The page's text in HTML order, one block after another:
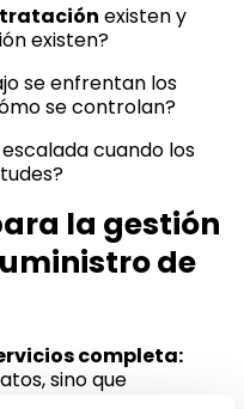
existen y
existen?
se enfrentan los
se controlan?
cuando los
la gestión
de
completa:
sino que